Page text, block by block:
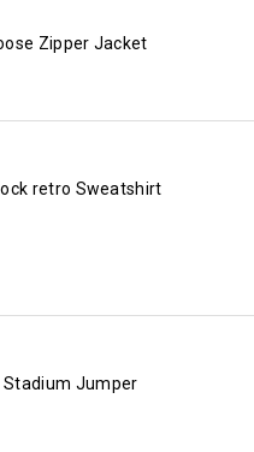
Zipper Jacket
retro Sweatshirt
Stadium Jumper